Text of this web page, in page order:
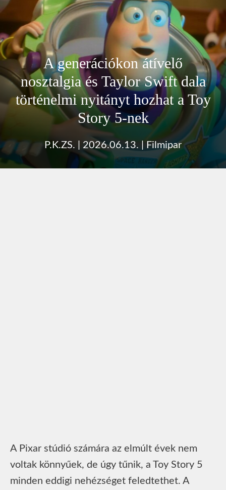
A generációkon átívelő
nosztalgia és Taylor Swift dala
történelmi nyitányt hozhat a Toy
Story 5-nek
P.K.ZS. 2026.06.13. Filmipar
A Pixar stúdió számára az elmúlt évek nem
voltak könnyűek, de úgy tűnik, a Toy Story 5
minden eddigi nehézséget feledtethet. A